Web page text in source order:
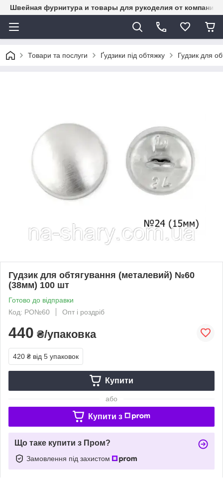
Швейная фурнитура и товары для рукоделия от
Товари та послуги Ґудзики під обтяжку Гудзик для
Гудзик для обтягування (металевий) №60
(38мм) 100 шт
Готово до відправки
Код: РО№60
Опт і роздріб
440 ₴/упаковка
420 ₴ від 5 упаковок
Купити
або
Купити з
Що таке купити з Пром?
Замовлення під захистом